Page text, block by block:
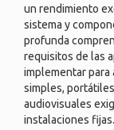
un rendimiento
sistema y
profunda
requisitos de las
implementar
simples,
audiovisuales
instalaciones fijas.